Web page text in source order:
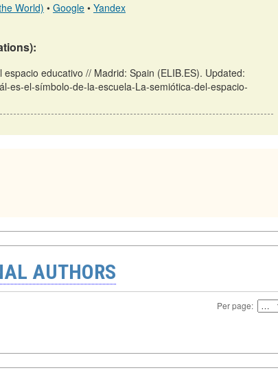
World) • Google • Yandex
educativo // Madrid: Spain (ELIB.ES). Updated:
es-el-símbolo-de-la-escuela-La-semiótica-del-espacio-
AUTHORS
Per page: